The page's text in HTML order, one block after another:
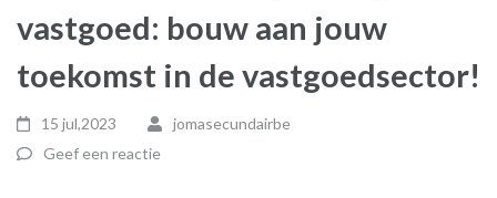
vastgoed: bouw aan jouw
toekomst in de vastgoedsector!
15 jul,2023
jomasecundairbe
Geef een reactie